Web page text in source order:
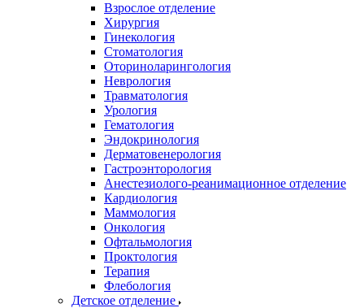
Взрослое отделение
Хирургия
Гинекология
Стоматология
Оториноларингология
Неврология
Травматология
Урология
Гематология
Эндокринология
Дерматовенерология
Гастроэнторология
Анестезиолого-реанимационное отделение
Кардиология
Маммология
Онкология
Офтальмология
Проктология
Терапия
Флебология
Детское отделение